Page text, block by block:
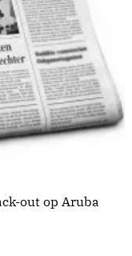
out op Aruba